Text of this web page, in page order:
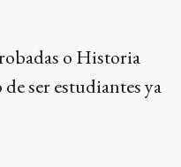
o Historia
ser estudiantes ya